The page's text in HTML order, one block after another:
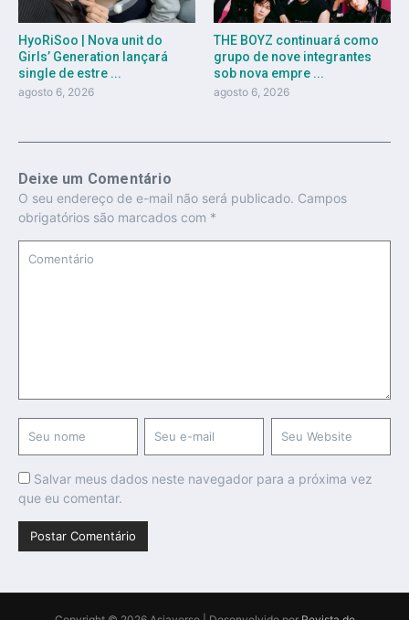
HyoRiSoo | Nova unit do
Girls’ Generation lançará
single de estre ...
agosto 6, 2026
THE BOYZ continuará como
grupo de nove integrantes
sob nova empre ...
agosto 6, 2026
Deixe um Comentário
O seu endereço de e-mail não será publicado. Campos
obrigatórios são marcados com *
Salvar meus dados neste navegador para a próxima vez
que eu comentar.